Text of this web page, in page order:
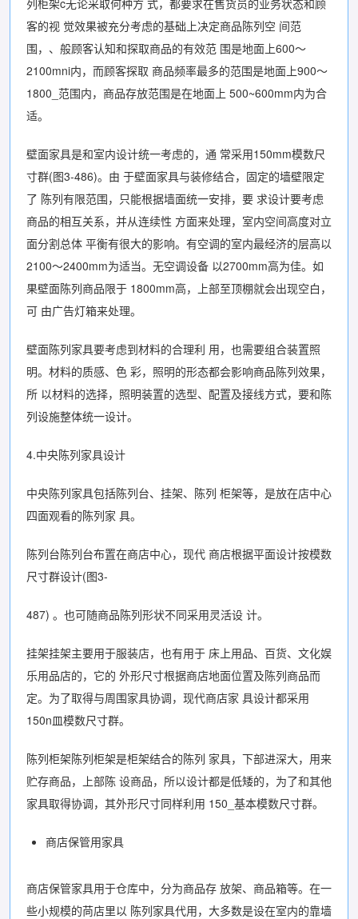
列柜架c无论采取何种方 式，都要求在售货员的业务状态和顾
客的视 觉效果被充分考虑的基础上决定商品陈列空 间范
围，、般顾客认知和探取商品的有效范 围是地面上600〜
2100mni内，而顾客探取 商品频率最多的范围是地面上900〜
1800_范围内，商品存放范围是在地面上 500~600mm内为合
适。
壁面家具是和室内设计统一考虑的，通 常采用150mm模数尺
寸群(图3-486)。由 于壁面家具与装修结合，固定的墙壁限定
了 陈列有限范围，只能根据墙面统一安排，要 求设计要考虑
商品的相互关系，并从连续性 方面来处理，室内空间高度对立
面分割总体 平衡有很大的影响。有空调的室内最经济的层高以
2100〜2400mm为适当。无空调设备 以2700mm高为佳。如
果壁面陈列商品限于 1800mm高，上部至顶棚就会出现空白，
可 由广告灯箱来处理。
壁面陈列家具要考虑到材料的合理利 用，也需要组合装置照
明。材料的质感、色 彩，照明的形态都会影响商品陈列效果，
所 以材料的选择，照明装置的选型、配置及接线方式，要和陈
列设施整体统一设计。
4.中央陈列家具设计
中央陈列家具包括陈列台、挂架、陈列 柜架等，是放在店中心
四面观看的陈列家 具。
陈列台陈列台布置在商店中心，现代 商店根据平面设计按模数
尺寸群设计(图3-
487) 。也可随商品陈列形状不同采用灵活设 计。
挂架挂架主要用于服装店，也有用于 床上用品、百货、文化娱
乐用品店的，它的 外形尺寸根据商店地面位置及陈列商品而
定。为了取得与周围家具协调，现代商店家 具设计都采用
150n皿模数尺寸群。
陈列柜架陈列柜架是柜架结合的陈列 家具，下部进深大，用来
贮存商品，上部陈 设商品，所以设计都是低矮的，为了和其他
家具取得协调，其外形尺寸同样利用 150_基本模数尺寸群。
商店保管用家具
商店保管家具用于仓库中，分为商品存 放架、商品箱等。在一
些小规模的苘店里以 陈列家具代用，大多数是设在室内的靠墙